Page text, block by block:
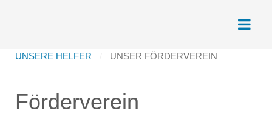
UNSERE HELFER UNSER FÖRDERVEREIN
Förderverein